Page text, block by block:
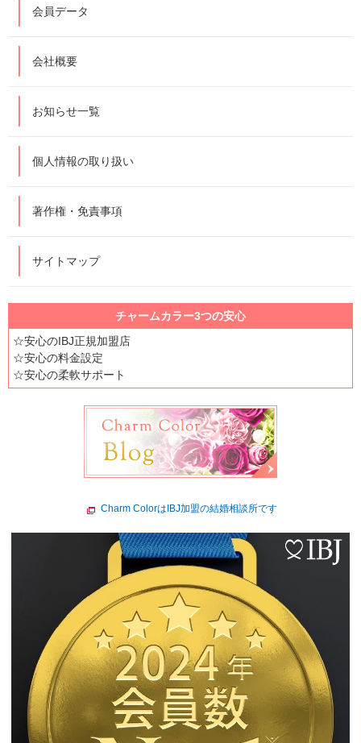
会員データ
会社概要
お知らせ一覧
個人情報の取り扱い
著作権・免責事項
サイトマップ
チャームカラー3つの安心
☆安心のIBJ正規加盟店
☆安心の料金設定
☆安心の柔軟サポート
Charm ColorはIBJ加盟の結婚相談所です